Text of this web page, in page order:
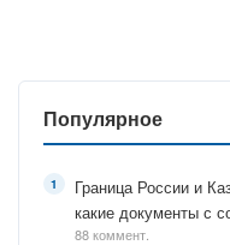
Популярное
Граница России и
какие документы с
88 коммент.